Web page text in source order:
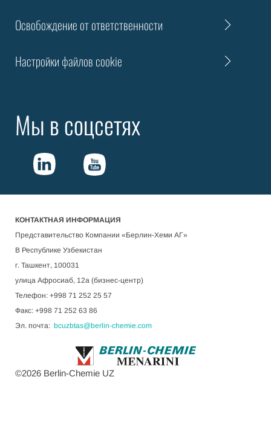
Освобождение от ответственности
Настройки файлов cookie
Мы в соцсетях
КОНТАКТНАЯ ИНФОРМАЦИЯ
Представительство Компании «Берлин-Хеми АГ»
В Республике Узбекистан
г. Ташкент, 100031
улица Афросиаб, 12а (бизнес-центр)
Телефон: +998 71 252 25 57
Факс: +998 71 252 63 86
Эл. почта: bcuzbtas@berlin-chemie.com
©2026 Berlin-Chemie UZ